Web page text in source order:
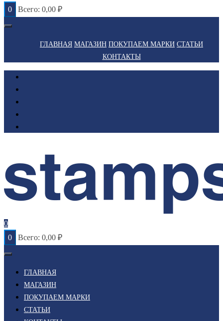
0
Всего: 0,00 ₽
ГЛАВНАЯ МАГАЗИН ПОКУПАЕМ МАРКИ СТАТЬИ
КОНТАКТЫ
0
0
Всего: 0,00 ₽
ГЛАВНАЯ
МАГАЗИН
ПОКУПАЕМ МАРКИ
СТАТЬИ